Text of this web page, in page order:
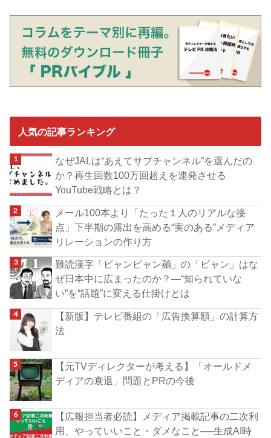
人気の記事ランキング
なぜJALは“あえてサブチャンネル”を選んだの
か？再生回数100万回超えを連発させる
YouTube戦略とは？
メール100本より「たった１人のリアルな接
点」下半期の露出を高める“実のある”メディア
リレーションの作り方
難読漢字「ビャンビャン麺」の「ビャン」はな
ぜ日本中に広まったのか？―“知られていな
い”を“話題”に変える仕掛けとは
【新版】テレビ番組の「広告換算額」の計算方
法
【元TVディレクターが考える】「オールドメ
ディアの衰退」問題とPRの今後
【広報担当者必読】メディア掲載記事の二次利
用、やっていいこと・ダメなこと──生成AI時